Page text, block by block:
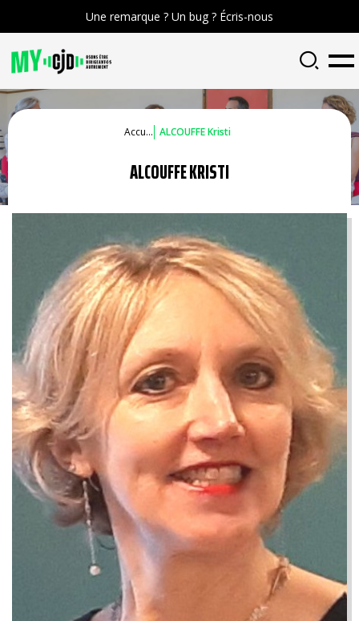
Une remarque ? Un bug ? Écris-nous
Accueil ALCOUFFE Kristi
ALCOUFFE KRISTI